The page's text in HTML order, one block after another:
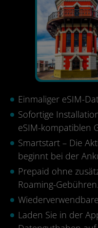
Einmaliger eSIM-
Sofortige
eSIM-kompatiblen
Smartstart – Die
beginnt bei der
Prepaid ohne
Roaming-Gebühren.
Laden Sie in der